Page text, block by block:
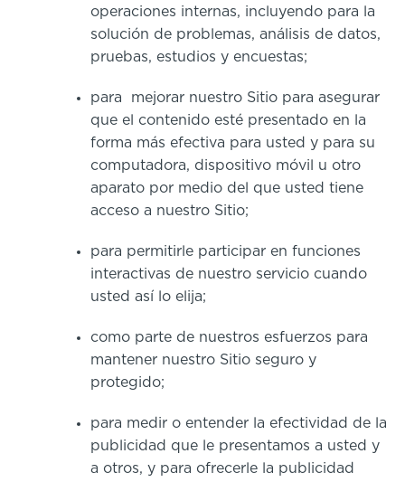
operaciones internas, incluyendo para la
solución de problemas, análisis de datos,
pruebas, estudios y encuestas;
para mejorar nuestro Sitio para asegurar
que el contenido esté presentado en la
forma más efectiva para usted y para su
computadora, dispositivo móvil u otro
aparato por medio del que usted tiene
acceso a nuestro Sitio;
para permitirle participar en funciones
interactivas de nuestro servicio cuando
usted así lo elija;
como parte de nuestros esfuerzos para
mantener nuestro Sitio seguro y
protegido;
para medir o entender la efectividad de la
publicidad que le presentamos a usted y
a otros, y para ofrecerle la publicidad